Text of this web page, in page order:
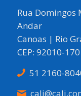
Rua Domingos
Andar
Canoas | Rio
CEP: 92010-170
51 2160-